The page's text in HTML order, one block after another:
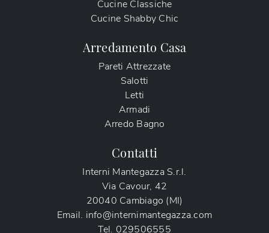
Cucine Classiche
Cucine Shabby Chic
Arredamento Casa
Pareti Attrezzate
Salotti
Letti
Armadi
Arredo Bagno
Contatti
Interni Mantegazza S.r.l.
Via Cavour, 42
20040 Cambiago (MI)
Email. info@internimantegazza.com
Tel. 029506555